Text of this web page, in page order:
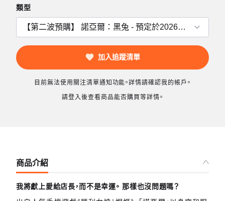
類型
加入追蹤清單
目前無法使用關注清單通知功能。詳情請確認我的帳戶。
請登入後查看商品能否購買等詳情。
商品介紹
我將獻上愛給店長，而不是幸運。 那樣也沒問題嗎？